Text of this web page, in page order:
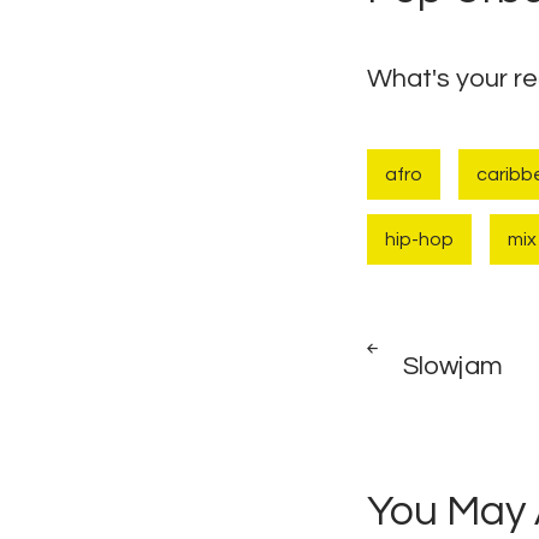
What's your
afro
hip-hop mix
POST
Slowjam
You May